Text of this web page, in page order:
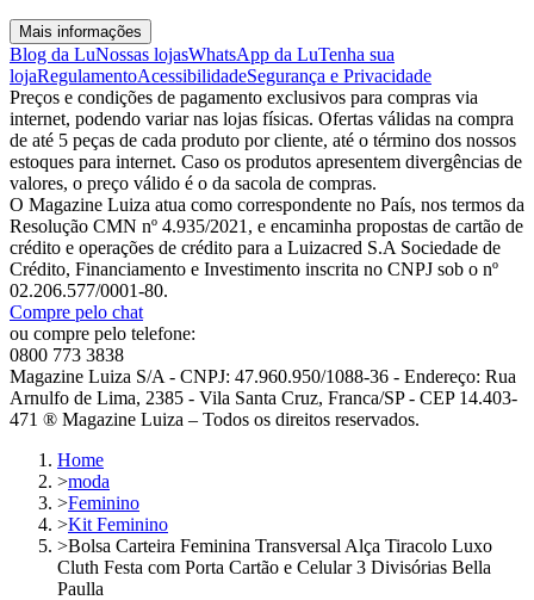
Mais informações
Blog da LuNossas lojasWhatsApp da LuTenha sua
lojaRegulamentoAcessibilidadeSegurança e Privacidade
Preços e condições de pagamento exclusivos para compras via
internet, podendo variar nas lojas físicas. Ofertas válidas na compra
de até 5 peças de cada produto por cliente, até o término dos nossos
estoques para internet. Caso os produtos apresentem divergências de
valores, o preço válido é o da sacola de compras.
O Magazine Luiza atua como correspondente no País, nos termos da
Resolução CMN nº 4.935/2021, e encaminha propostas de cartão de
crédito e operações de crédito para a Luizacred S.A Sociedade de
Crédito, Financiamento e Investimento inscrita no CNPJ sob o nº
02.206.577/0001-80.
Compre pelo chat
ou compre pelo telefone:
0800 773 3838
Magazine Luiza S/A - CNPJ: 47.960.950/1088-36 - Endereço: Rua
Arnulfo de Lima, 2385 - Vila Santa Cruz, Franca/SP - CEP 14.403-
471 ® Magazine Luiza – Todos os direitos reservados.
Home
>moda
>Feminino
>Kit Feminino
>Bolsa Carteira Feminina Transversal Alça Tiracolo Luxo
Cluth Festa com Porta Cartão e Celular 3 Divisórias Bella
Paulla